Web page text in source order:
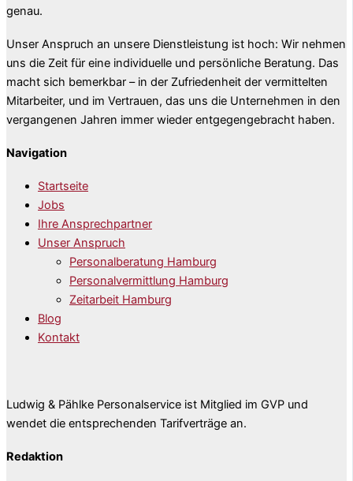
genau.
Unser Anspruch an unsere Dienstleistung ist hoch: Wir nehmen
uns die Zeit für eine individuelle und persönliche Beratung. Das
macht sich bemerkbar – in der Zufriedenheit der vermittelten
Mitarbeiter, und im Vertrauen, das uns die Unternehmen in den
vergangenen Jahren immer wieder entgegengebracht haben.
Navigation
Startseite
Jobs
Ihre Ansprechpartner
Unser Anspruch
Personalberatung Hamburg
Personalvermittlung Hamburg
Zeitarbeit Hamburg
Blog
Kontakt
Ludwig & Pählke Personalservice ist Mitglied im GVP und
wendet die entsprechenden Tarifverträge an.
Redaktion